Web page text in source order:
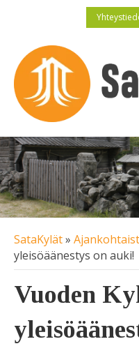
SataKylät»
yleisöäänestys on auki!
Vuoden